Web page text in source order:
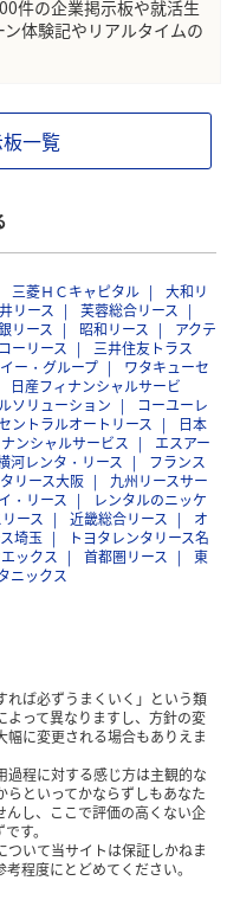
件の企業掲示板や就活生
体験記やリアルタイムの
一覧
三菱ＨＣキャピタル
大和リ
リース
芙蓉総合リース
リース 昭和リース
アクテ
ーリース
三井住友トラス
ー・グループ
ワタキューセ
日産フィナンシャルサービ
ソリューション
コーユーレ
ントラルオートリース
日本
ンシャルサービス
エスアー
河レンタ・リース
フランス
リース大阪
九州リースサー
・リース
レンタルのニッケ
ース 近畿総合リース
オ
埼玉
トヨタレンタリース名
ックス 首都圏リース
東
ニックス
れば必ずうまくいく」という類
よって異なりますし、方針の変
に変更される場合もありえま
過程に対する感じ方は主観的な
といってかならずしもあなた
んし、ここで評価の高くない企
す。
いて当サイトは保証しかねま
程度にとどめてください。